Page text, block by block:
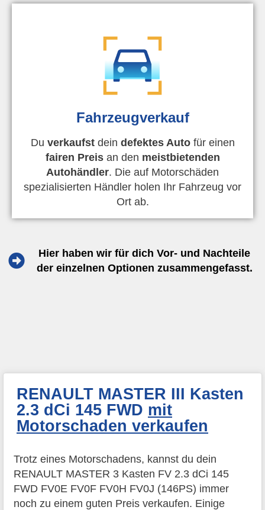
Fahrzeugverkauf
Du verkaufstdein defektes Autofür einen
fairen Preisan den meistbietenden
Autohändler. Die auf Motorschäden
spezialisierten Händler holen Ihr Fahrzeug vor
Ort ab.
Hier haben wir für dich Vor- und Nachteile
der einzelnen Optionen zusammengefasst.
RENAULT MASTER III Kasten
2.3 dCi 145 FWD mit
Motorschaden verkaufen
Trotz eines Motorschadens, kannst du dein
RENAULT MASTER 3 Kasten FV 2.3 dCi 145
FWD FV0E FV0F FV0H FV0J (146PS) immer
noch zu einem guten Preis verkaufen. Einige